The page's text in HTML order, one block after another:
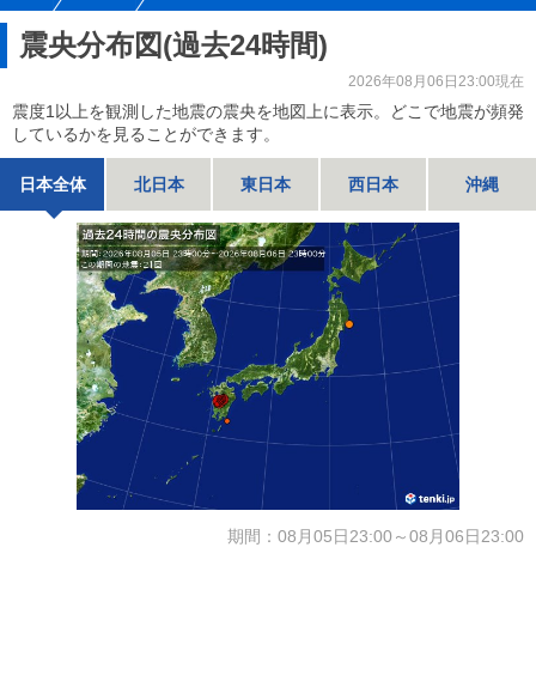
震央分布図(過去24時間)
2026年08月06日23:00現在
震度1以上を観測した地震の震央を地図上に表示。どこで地震が頻発
しているかを見ることができます。
日本全体 北日本 東日本 西日本 沖縄
期間：08月05日23:00～08月06日23:00